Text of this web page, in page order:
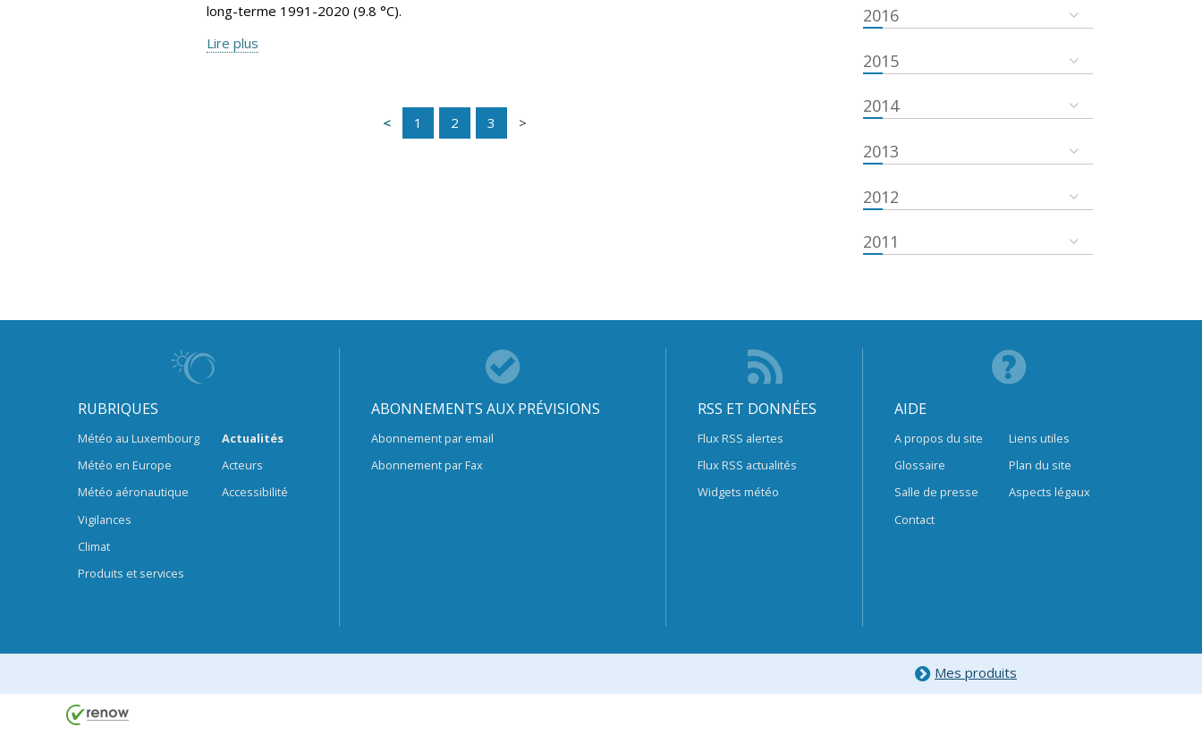
long-terme 1991-2020 (9.8 °C).
Lire plus
1 2 3
2016
2015
2014
2013
2012
2011
RUBRIQUES
Météo au Luxembourg
Météo en Europe
Météo aéronautique
Vigilances
Climat
Produits et services
Actualités
Acteurs
Accessibilité
ABONNEMENTS AUX PRÉVISIONS
Abonnement par email
Abonnement par Fax
RSS ET DONNÉES
Flux RSS alertes
Flux RSS actualités
Widgets météo
AIDE
A propos du site
Glossaire
Salle de presse
Contact
Liens utiles
Plan du site
Aspects légaux
Mes produits